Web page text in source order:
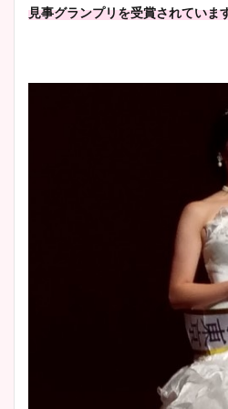
見事グランプリを受賞されていま